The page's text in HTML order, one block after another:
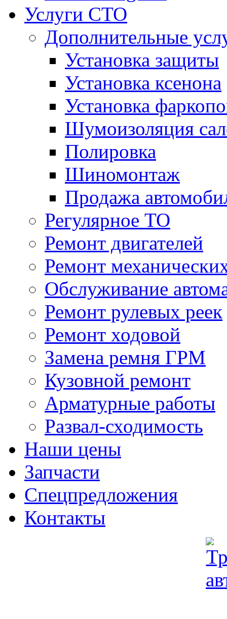
Услуги СТО
Дополнительные
Установка защиты
Установка ксенона
Установка
Шумоизоляция
Полировка
Шиномонтаж
Продажа
Регулярное ТО
Ремонт двигателей
Ремонт
Обслуживание
Ремонт рулевых реек
Ремонт ходовой
Замена ремня ГРМ
Кузовной ремонт
Арматурные работы
Развал-сходимость
Наши цены
Запчасти
Спецпредложения
Контакты